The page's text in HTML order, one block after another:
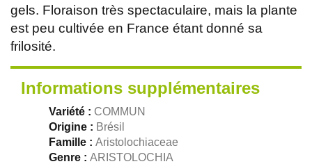
gels. Floraison très spectaculaire, mais la plante
est peu cultivée en France étant donné sa
frilosité.
Informations supplémentaires
Variété : COMMUN
Origine : Brésil
Famille : Aristolochiaceae
Genre : ARISTOLOCHIA